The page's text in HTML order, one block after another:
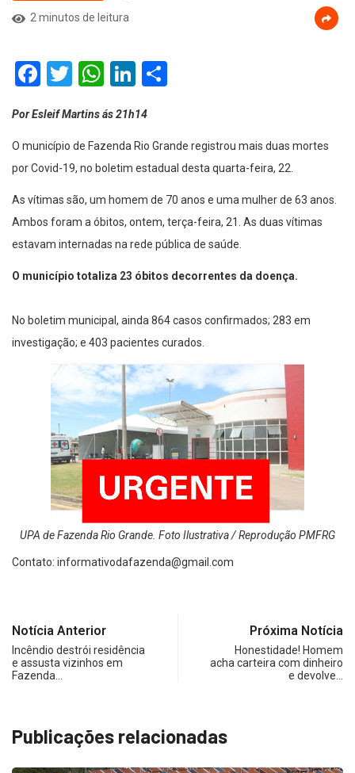
2 minutos de leitura
Facebook
Twitter
WhatsApp
LinkedIn
Por Esleif Martins ás 21h14
O município de Fazenda Rio Grande registrou mais duas mortes
por Covid-19, no boletim estadual desta quarta-feira, 22.
As vítimas são, um homem de 70 anos e uma mulher de 63 anos.
Ambos foram a óbitos, ontem, terça-feira, 21. As duas vítimas
estavam internadas na rede pública de saúde.
O município totaliza 23 óbitos decorrentes da doença.
No boletim municipal, ainda 864 casos confirmados; 283 em
investigação; e 403 pacientes curados.
UPA de Fazenda Rio Grande. Foto Ilustrativa / Reprodução PMFRG
Contato: informativodafazenda@gmail.com
Notícia Anterior
Incêndio destrói residência
e assusta vizinhos em
Fazenda…
Próxima Notícia
Honestidade! Homem
acha carteira com dinheiro
e devolve…
Publicações relacionadas